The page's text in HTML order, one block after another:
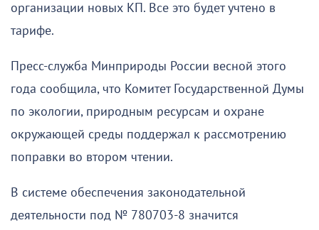
организации новых КП. Все это будет учтено в
тарифе.
Пресс-служба Минприроды России весной этого
года сообщила, что Комитет Государственной Думы
по экологии, природным ресурсам и охране
окружающей среды поддержал к рассмотрению
поправки во втором чтении.
В системе обеспечения законодательной
деятельности под № 780703-8 значится